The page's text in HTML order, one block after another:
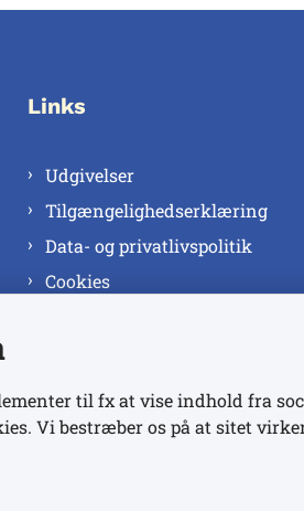
Links
Udgivelser
Tilgængelighedserklæring
Data- og privatlivspolitik
Cookies
til fx at vise indhold fra
Vi bestræber os på at sitet